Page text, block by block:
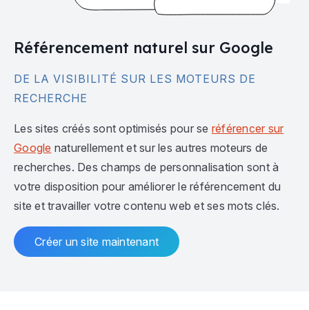
Référencement naturel sur Google
DE LA VISIBILITÉ SUR LES MOTEURS DE
RECHERCHE
Les sites créés sont optimisés pour se référencer sur
Google naturellement et sur les autres moteurs de
recherches. Des champs de personnalisation sont à
votre disposition pour améliorer le référencement du
site et travailler votre contenu web et ses mots clés.
Créer un site maintenant